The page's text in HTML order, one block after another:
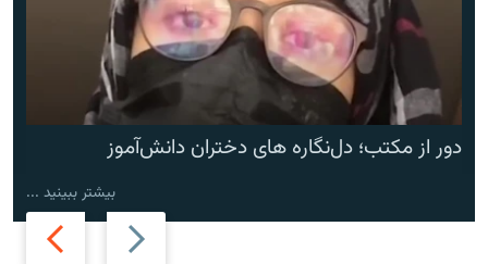
Previous
slide
Next
slide
دور از مکتب؛ دل‌نگاره های دختران دانش‌آموز
بیشتر ببینید ...